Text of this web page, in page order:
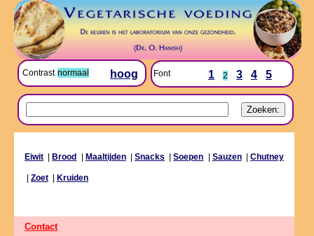
Contrast normaal hoog Font 1 2 3 4 5
Eiwit Brood Maaltijden|Snacks |Soepen Sauzen|Chutney
Zoet Kruiden
Contact